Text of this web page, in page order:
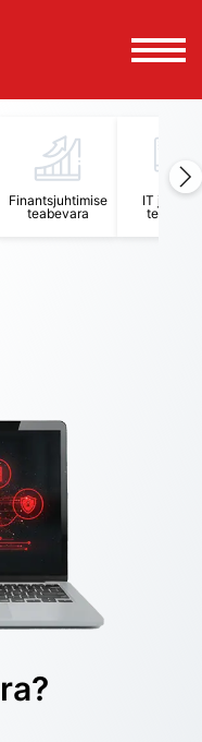
Finantsjuhtimise
teabevara
IT